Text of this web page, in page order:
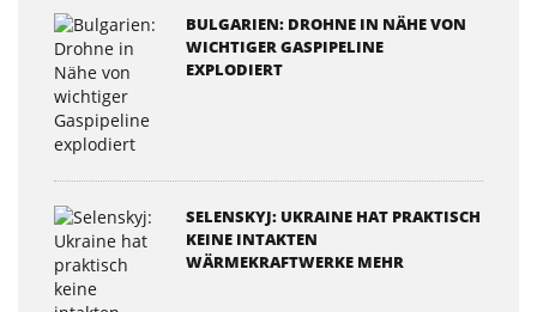
BULGARIEN: DROHNE IN NÄHE VON
WICHTIGER GASPIPELINE
EXPLODIERT
SELENSKYJ: UKRAINE HAT PRAKTISCH
KEINE INTAKTEN
WÄRMEKRAFTWERKE MEHR